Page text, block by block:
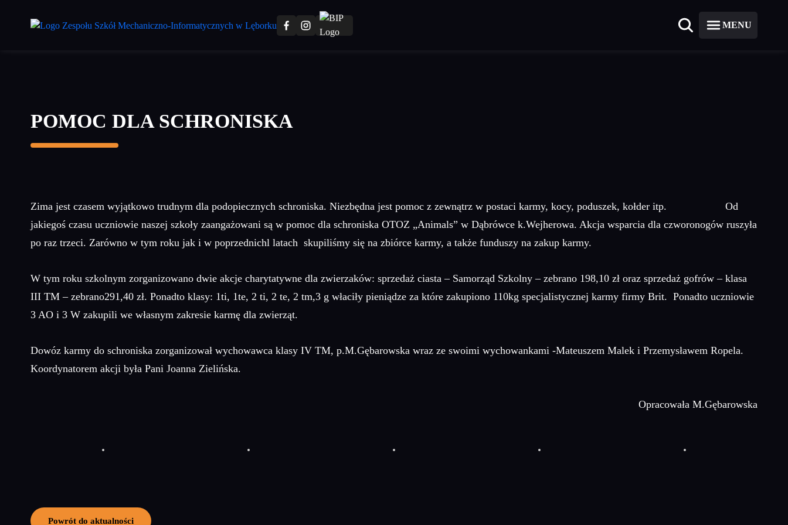
MENU
POMOC DLA SCHRONISKA
Zima jest czasem wyjątkowo trudnym dla podopiecznych schroniska. Niezbędna jest pomoc z zewnątrz w postaci karmy, kocy, poduszek, kołder itp. Od
jakiegoś czasu uczniowie naszej szkoły zaangażowani są w pomoc dla schroniska OTOZ „Animals” w Dąbrówce k.Wejherowa. Akcja wsparcia dla czworonogów ruszyła
po raz trzeci. Zarówno w tym roku jak i w poprzednichl latach skupiliśmy się na zbiórce karmy, a także funduszy na zakup karmy.
W tym roku szkolnym zorganizowano dwie akcje charytatywne dla zwierzaków: sprzedaż ciasta – Samorząd Szkolny – zebrano 198,10 zł oraz sprzedaż gofrów – klasa
III TM – zebrano291,40 zł. Ponadto klasy: 1ti, 1te, 2 ti, 2 te, 2 tm,3 g właciły pieniądze za które zakupiono 110kg specjalistycznej karmy firmy Brit. Ponadto uczniowie
3 AO i 3 W zakupili we własnym zakresie karmę dla zwierząt.
Dowóz karmy do schroniska zorganizował wychowawca klasy IV TM, p.M.Gębarowska wraz ze swoimi wychowankami -Mateuszem Malek i Przemysławem Ropela.
Koordynatorem akcji była Pani Joanna Zielińska.
Opracowała M.Gębarowska
Powrót do aktualności